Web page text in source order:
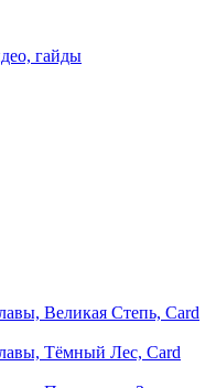
гайды
Великая Степь, Card
Тёмный Лес, Card